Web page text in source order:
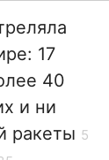
17
40
и ни
ракеты 5